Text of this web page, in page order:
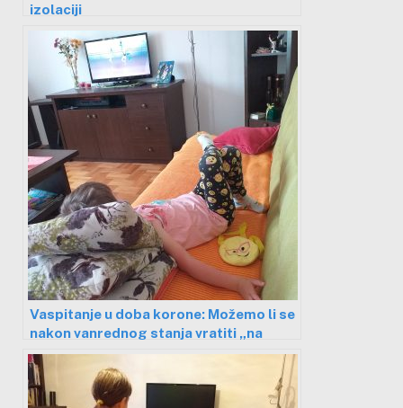
izolaciji
Vaspitanje u doba korone: Možemo li se
nakon vanrednog stanja vratiti „na
staro“?